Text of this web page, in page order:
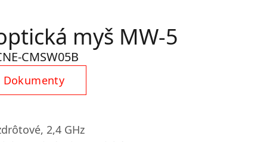
myš MW-5
CMSW05B
Dokumenty
2,4 GHz